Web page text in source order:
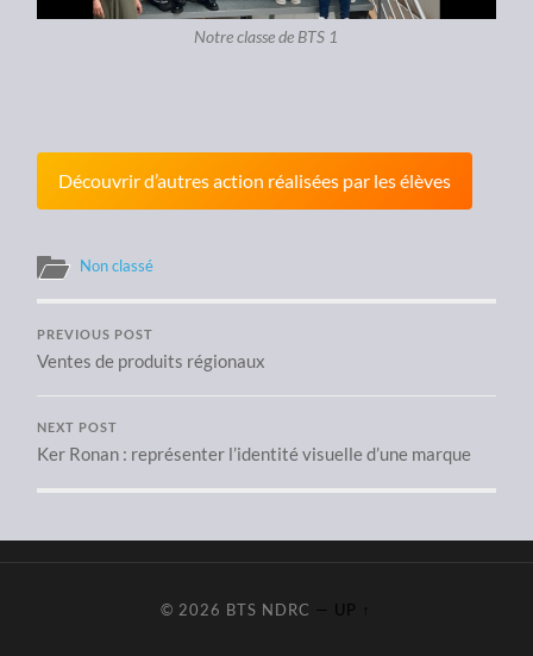
Notre classe de BTS 1
Découvrir d’autres action réalisées par les élèves
Non classé
PREVIOUS POST
Ventes de produits régionaux
NEXT POST
Ker Ronan : représenter l’identité visuelle d’une marque
© 2026 BTS NDRC — UP ↑